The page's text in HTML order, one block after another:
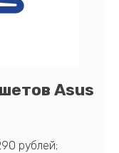
Asus
рублей;